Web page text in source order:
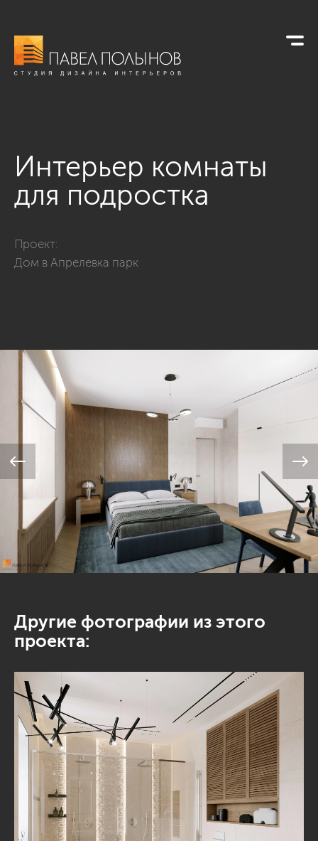
Интерьер комнаты
для подростка
Проект:
Дом в Апрелевка парк
Другие фотографии из этого
проекта: